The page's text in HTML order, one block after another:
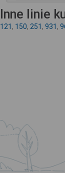
Inne linie
121 , 150, 251 , 931 ,